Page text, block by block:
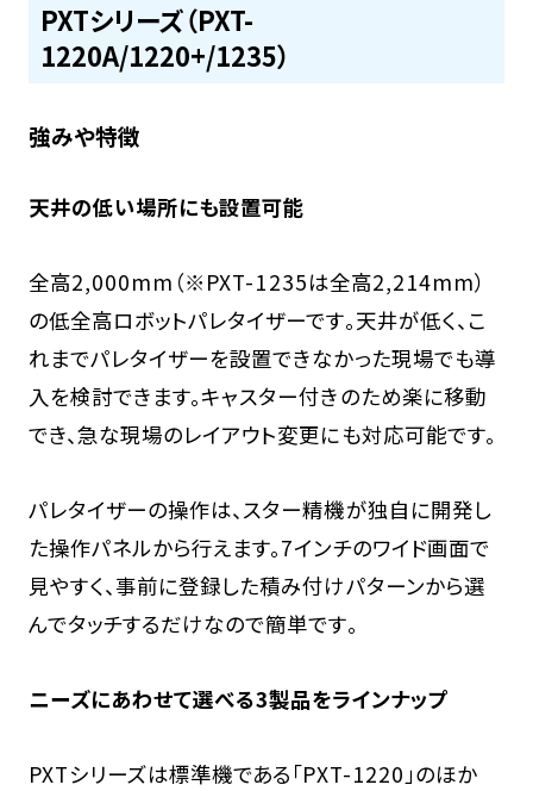
PXTシリーズ（PXT-
1220A/1220+/1235）
強みや特徴
天井の低い場所にも設置可能
全高2,000mm（※PXT-1235は全高2,214mm）
の低全高ロボットパレタイザーです。天井が低く、こ
れまでパレタイザーを設置できなかった現場でも導
入を検討できます。キャスター付きのため楽に移動
でき、急な現場のレイアウト変更にも対応可能です。
パレタイザーの操作は、スター精機が独自に開発し
た操作パネルから行えます。7インチのワイド画面で
見やすく、事前に登録した積み付けパターンから選
んでタッチするだけなので簡単です。
ニーズにあわせて選べる3製品をラインナップ
PXTシリーズは標準機である「PXT-1220」のほか